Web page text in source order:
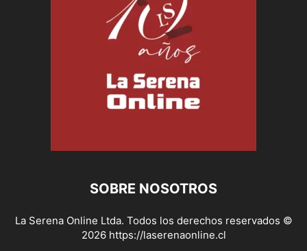
SOBRE NOSOTROS
La Serena Online Ltda. Todos los derechos reservados ©
2026 https://laserenaonline.cl